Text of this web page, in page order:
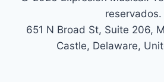
reservados.
651 N Broad St, Suite 206,
Castle, Delaware,